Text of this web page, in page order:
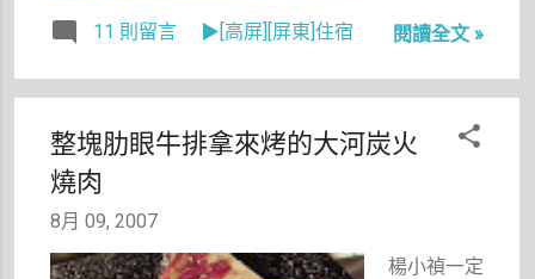
比較少，不
「院子」及
「4 am」
到處都是插
為機場關閉
春，經歷近
一小時的空
中盤旋，以
時已經下午
11 則留言 ▶[高屏][屏東]住宿 閱讀全文 »
整塊肋眼牛排拿來烤的大河炭火
燒肉
8月 09, 2007
楊小禎一定